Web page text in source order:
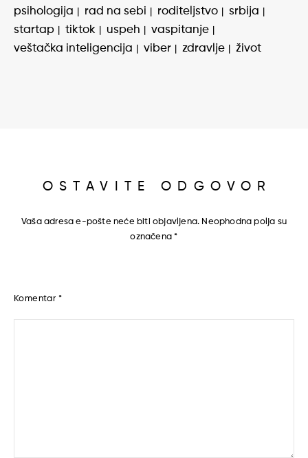
psihologija
rad na sebi roditeljstvo
srbija
startap
tiktok uspeh
vaspitanje
veštačka inteligencija
viber zdravlje život
OSTAVITE ODGOVOR
Vaša adresa e-pošte neće biti objavljena. Neophodna polja su
označena*
Komentar *